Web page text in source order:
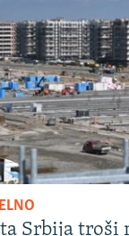
Srbija troši